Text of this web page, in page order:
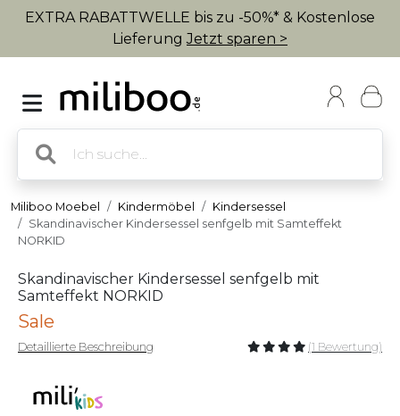
EXTRA RABATTWELLE bis zu -50%* & Kostenlose
LieferungJetzt sparen >
Miliboo Moebel Kindermöbel
Kindersessel
Skandinavischer Kindersessel senfgelb mit Samteffekt
NORKID
Skandinavischer Kindersessel senfgelb mit
Samteffekt NORKID
Sale
Detaillierte Beschreibung (1 Bewertung)